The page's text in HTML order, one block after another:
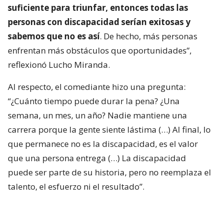
suficiente para triunfar, entonces todas las
personas con discapacidad serían exitosas y
sabemos que no es así. De hecho, más personas
enfrentan más obstáculos que oportunidades”,
reflexionó Lucho Miranda.
Al respecto, el comediante hizo una pregunta:
“¿Cuánto tiempo puede durar la pena? ¿Una
semana, un mes, un año? Nadie mantiene una
carrera porque la gente siente lástima (…) Al final, lo
que permanece no es la discapacidad, es el valor
que una persona entrega (…) La discapacidad
puede ser parte de su historia, pero no reemplaza el
talento, el esfuerzo ni el resultado”.